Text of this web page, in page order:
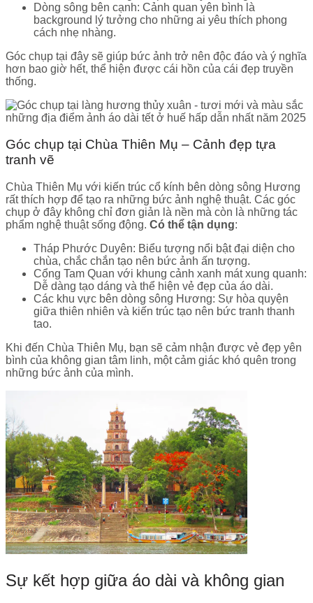
Dòng sông bên cạnh: Cảnh quan yên bình là
background lý tưởng cho những ai yêu thích phong
cách nhẹ nhàng.
Góc chụp tại đây sẽ giúp bức ảnh trở nên độc đáo và ý nghĩa
hơn bao giờ hết, thể hiện được cái hồn của cái đẹp truyền
thống.
Góc chụp tại Chùa Thiên Mụ – Cảnh đẹp tựa
tranh vẽ
Chùa Thiên Mụ với kiến trúc cổ kính bên dòng sông Hương
rất thích hợp để tạo ra những bức ảnh nghệ thuật. Các góc
chụp ở đây không chỉ đơn giản là nền mà còn là những tác
phẩm nghệ thuật sống động. Có thể tận dụng:
Tháp Phước Duyên: Biểu tượng nổi bật đại diện cho
chùa, chắc chắn tạo nên bức ảnh ấn tượng.
Cổng Tam Quan với khung cảnh xanh mát xung quanh:
Dễ dàng tạo dáng và thể hiện vẻ đẹp của áo dài.
Các khu vực bên dòng sông Hương: Sự hòa quyện
giữa thiên nhiên và kiến trúc tạo nên bức tranh thanh
tao.
Khi đến Chùa Thiên Mụ, bạn sẽ cảm nhận được vẻ đẹp yên
bình của không gian tâm linh, một cảm giác khó quên trong
những bức ảnh của mình.
Sự kết hợp giữa áo dài và không gian